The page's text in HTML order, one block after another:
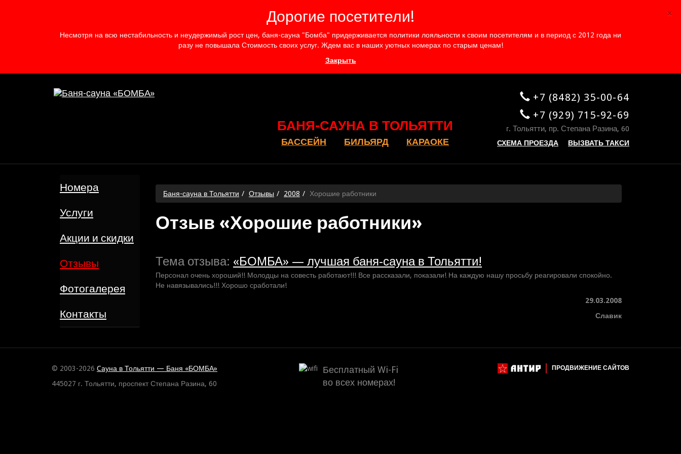
×
Дорогие посетители!
Несмотря на всю нестабильность и неудержимый рост цен, баня-сауна "Бомба" придерживается политики лояльности к своим посетителям и в период с 2012 года ни
разу не повышала Стоимость своих услуг. Ждем вас в наших уютных номерах по старым ценам!
Закрыть
БАНЯ-САУНА В ТОЛЬЯТТИ
БАССЕЙН БИЛЬЯРД КАРАОКЕ
+7 (8482) 35-00-64
+7 (929) 715-92-69
г. Тольятти, пр. Степана Разина, 60
СХЕМА ПРОЕЗДА ВЫЗВАТЬ ТАКСИ
Номера
Услуги
Акции и скидки
Отзывы
Фотогалерея
Контакты
Баня-сауна в Тольятти Отзывы 2008 Хорошие работники
Отзыв «Хорошие работники»
Тема отзыва: «БОМБА» — лучшая баня-сауна в Тольятти!
Персонал очень хороший!! Молодцы на совесть работают!!! Все рассказали, показали! На каждую нашу просьбу реагировали спокойно.
Не навязывались!!! Хорошо сработали!
29.03.2008
Славик
© 2003-2026 Cауна в Тольятти — Баня «БОМБА»
445027 г. Тольятти, проспект Степана Разина, 60
Бесплатный Wi-Fi
во всех номерах!
ПРОДВИЖЕНИЕ САЙТОВ